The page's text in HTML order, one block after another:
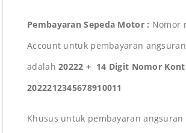
Pembayaran Sepeda Motor : Nomor
Account untuk pembayaran
adalah20222 + 14 Digit Nomor
2022212345678910011
Khusus untuk pembayaran